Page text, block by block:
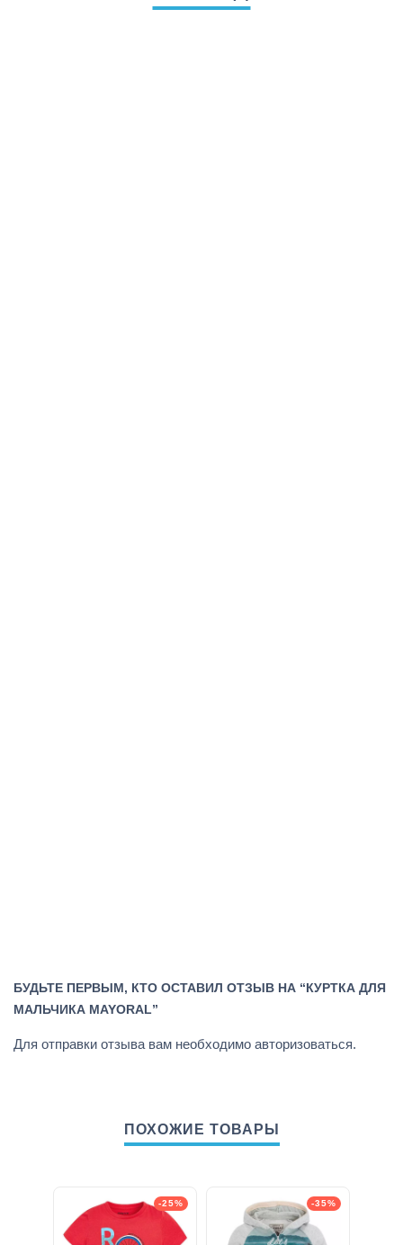
БУДЬТЕ ПЕРВЫМ, КТО ОСТАВИЛ ОТЗЫВ НА “КУРТКА ДЛЯ
МАЛЬЧИКА MAYORAL”
Для отправки отзыва вам необходимо авторизоваться.
ПОХОЖИЕ ТОВАРЫ
-25% -35%